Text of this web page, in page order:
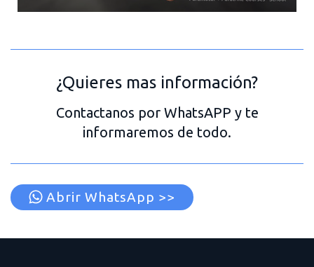
¿Quieres mas información?
Contactanos por WhatsAPP y te
informaremos de todo.
Abrir WhatsApp >>